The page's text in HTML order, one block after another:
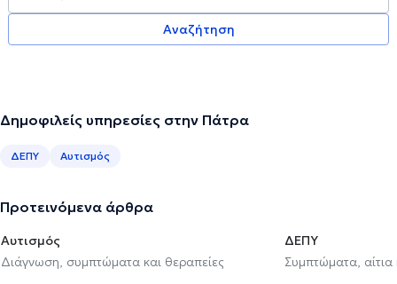
Αναζήτηση
Δημοφιλείς υπηρεσίες στην Πάτρα
ΔΕΠΥ Αυτισμός
Προτεινόμενα άρθρα
Αυτισμός
Διάγνωση, συμπτώματα και θεραπείες
ΔΕΠΥ
Συμπτώματα, αίτια